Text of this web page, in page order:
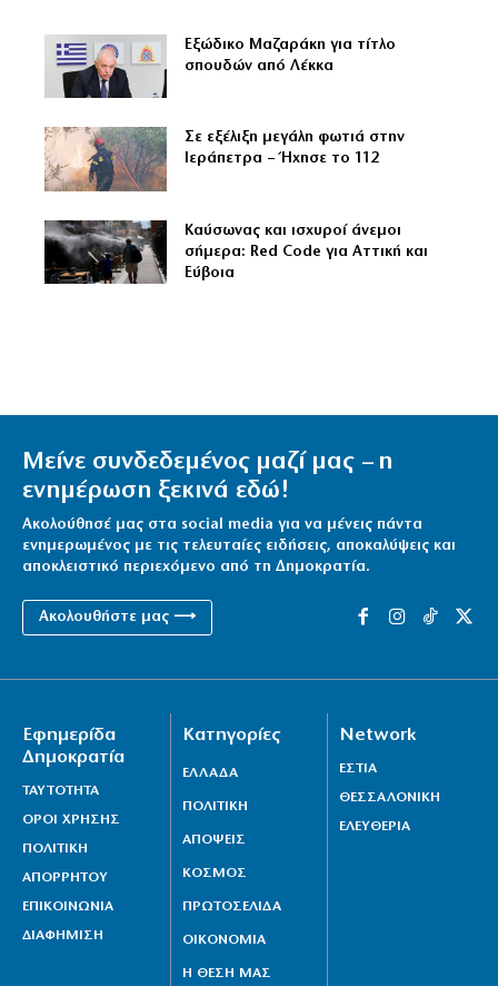
Εξώδικο Μαζαράκη για τίτλο
σπουδών από Λέκκα
Σε εξέλιξη μεγάλη φωτιά στην
Ιεράπετρα – Ήχησε το 112
Καύσωνας και ισχυροί άνεμοι
σήμερα: Red Code για Αττική και
Εύβοια
Μείνε συνδεδεμένος μαζί μας – η
ενημέρωση ξεκινά εδώ!
Ακολούθησέ μας στα social media για να μένεις πάντα
ενημερωμένος με τις τελευταίες ειδήσεις, αποκαλύψεις και
αποκλειστικό περιεχόμενο από τη Δημοκρατία.
Ακολουθήστε μας ⟶
Εφημερίδα
Δημοκρατία
ΤΑΥΤΟΤΗΤΑ
ΟΡΟΙ ΧΡΗΣΗΣ
ΠΟΛΙΤΙΚΗ
ΑΠΟΡΡΗΤΟΥ
ΕΠΙΚΟΙΝΩΝΙΑ
ΔΙΑΦΗΜΙΣΗ
Κατηγορίες
ΕΛΛΑΔΑ
ΠΟΛΙΤΙΚΗ
ΑΠΟΨΕΙΣ
ΚΟΣΜΟΣ
ΠΡΩΤΟΣΕΛΙΔΑ
ΟΙΚΟΝΟΜΙΑ
Η ΘΕΣΗ ΜΑΣ
Network
ΕΣΤΙΑ
ΘΕΣΣΑΛΟΝΙΚΗ
ΕΛΕΥΘΕΡΙΑ